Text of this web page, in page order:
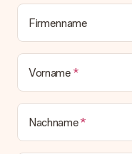
Lieferschein. Die
zeitgleich mit der
bleibt eine echte
Firmenname
Vorname
Nachname